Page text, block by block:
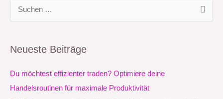
h
e
n
Neueste Beiträge
Du möchtest effizienter traden? Optimiere deine
Handelsroutinen für maximale Produktivität